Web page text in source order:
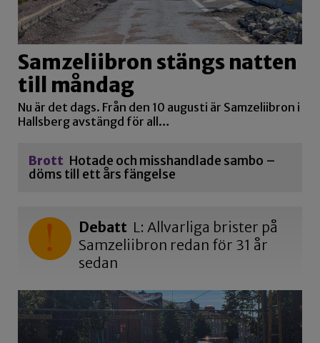
Samzeliibron stängs natten
till måndag
Nu är det dags. Från den 10 augusti är Samzeliibron i
Hallsberg avstängd för all…
Brott Hotade och misshandlade sambo –
döms till ett års fängelse
Debatt L: Allvarliga brister på
Samzeliibron redan för 31 år
sedan